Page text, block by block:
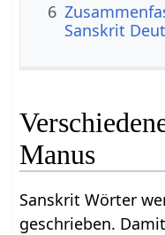
6
Sanskrit
Manus
Sanskrit Wörter
geschrieben.